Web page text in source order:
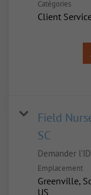
Catégories
Client
Field
SC
Demander
Emplacement
Greenville,